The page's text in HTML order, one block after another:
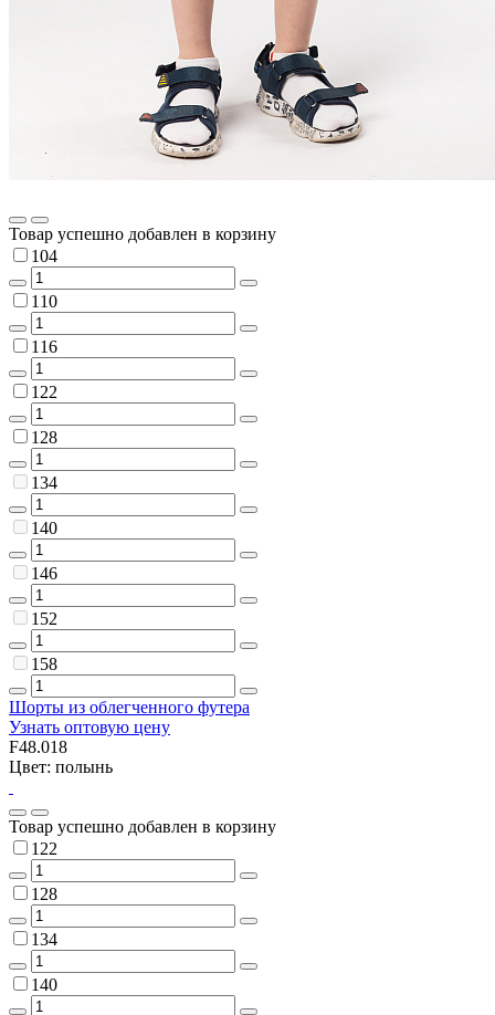
Товар успешно добавлен в корзину
104
110
116
122
128
134
140
146
152
158
Шорты из облегченного футера
Узнать оптовую цену
F48.018
Цвет: полынь
Товар успешно добавлен в корзину
122
128
134
140